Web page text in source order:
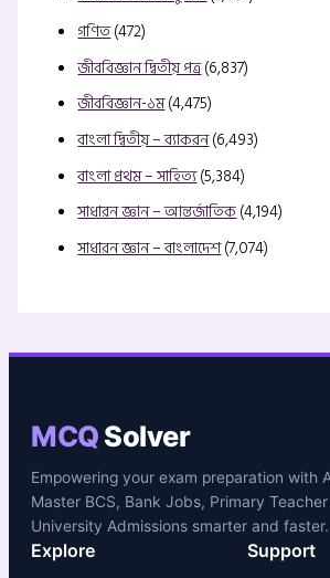
গণিত(472)
জীববিজ্ঞান দ্বিতীয় পত্র(6,837)
জীববিজ্ঞান-১ম(4,475)
বাংলা দ্বিতীয় – ব্যাকরন(6,493)
বাংলা প্রথম – সাহিত্য(5,384)
সাধারন জ্ঞান – আন্তর্জাতিক(4,194)
সাধারন জ্ঞান – বাংলাদেশ(7,074)
MCQSolver
Empowering your exam preparation with
Master BCS, Bank Jobs, Primary
University Admissions smarter and faster.
Explore Support